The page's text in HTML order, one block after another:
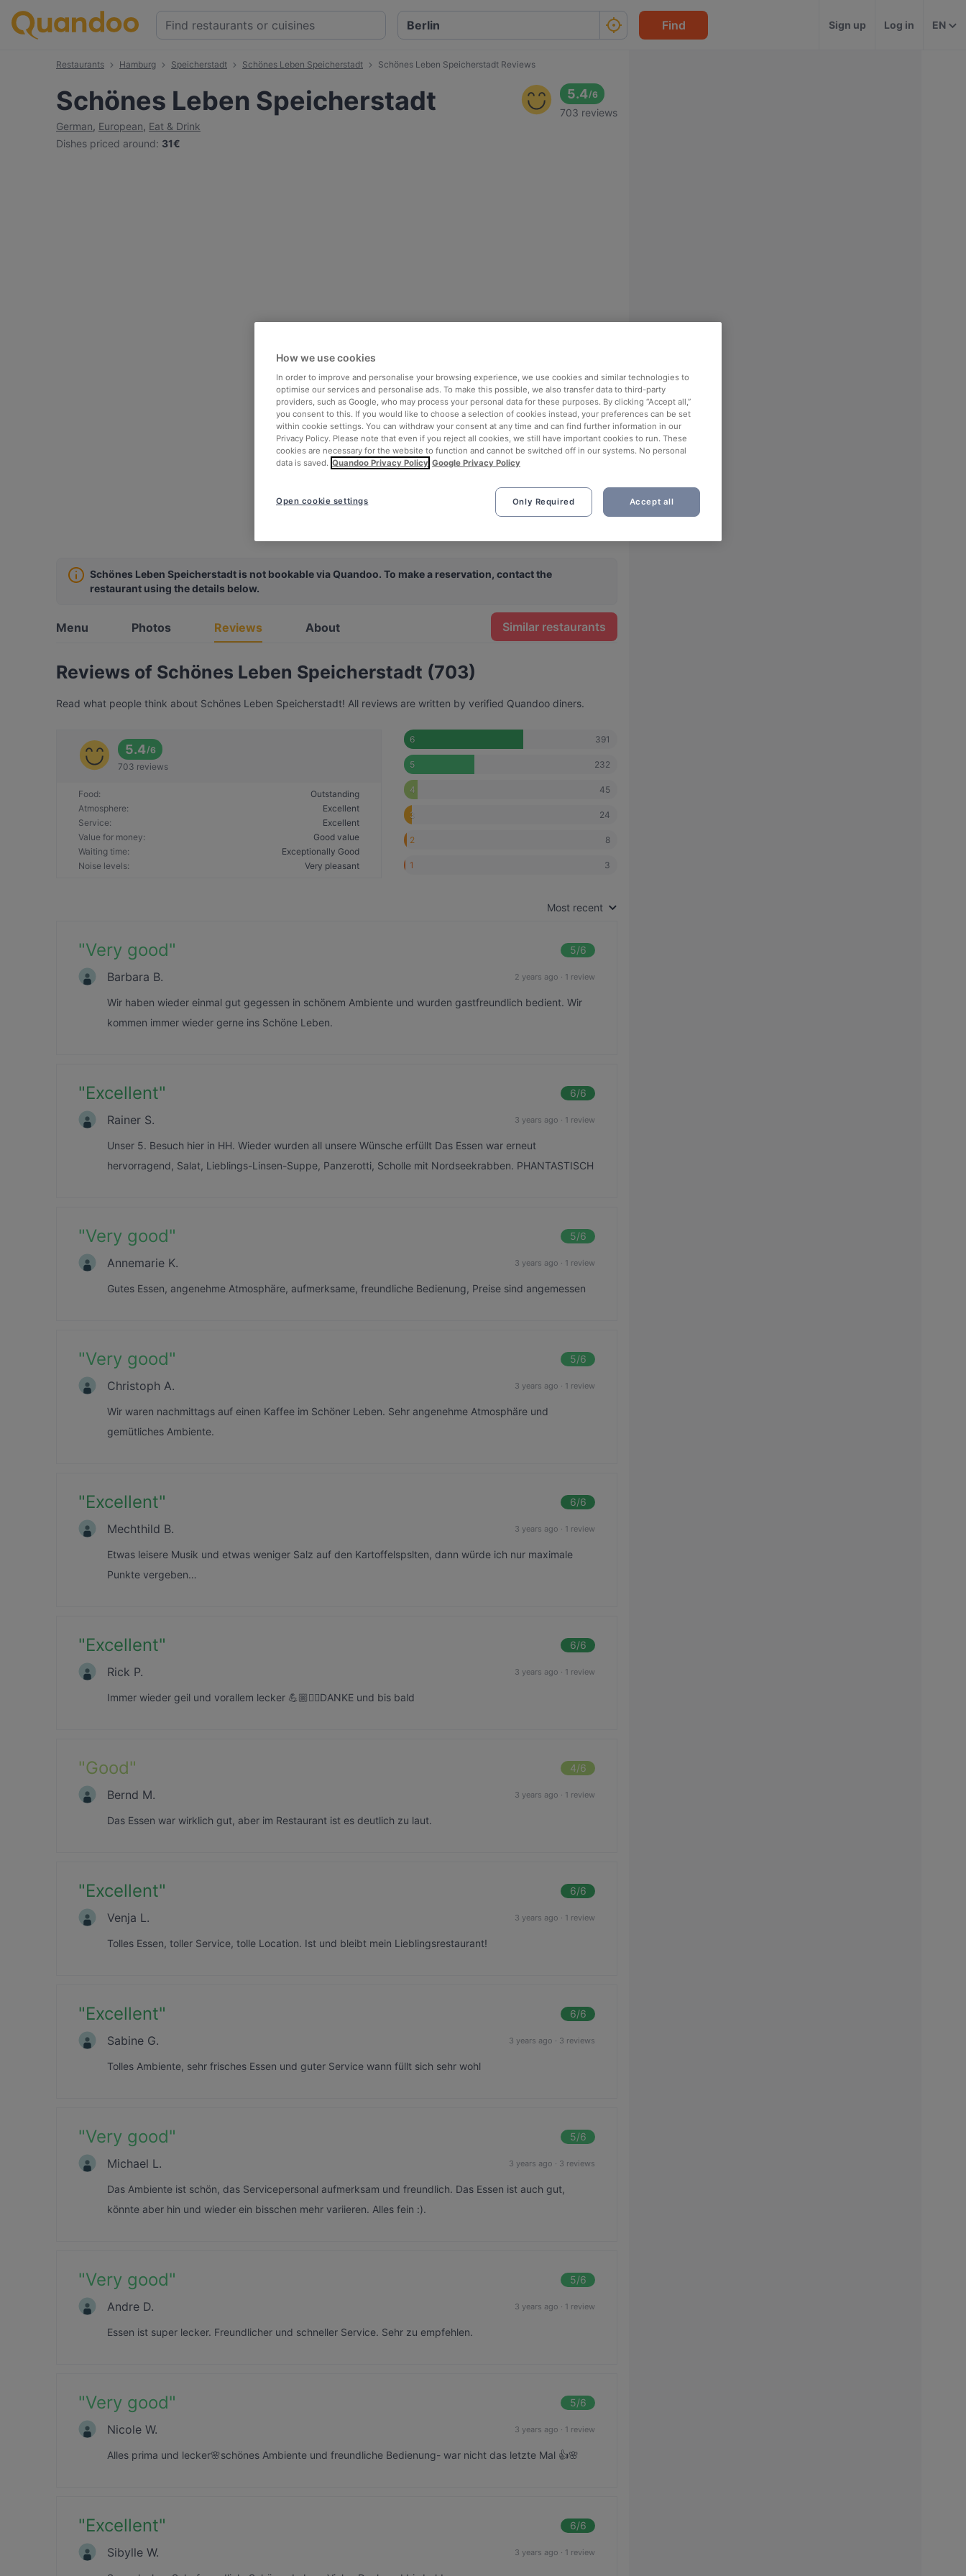
Find Sign up Log in EN
Restaurants Hamburg Speicherstadt Schönes Leben Speicherstadt Schönes Leben Speicherstadt Reviews
Schönes Leben Speicherstadt
German, European, Eat & Drink
Dishes priced around: 31€
5.4/6
703 reviews
Schönes Leben Speicherstadt is not bookable via Quandoo. To make a reservation, contact the
restaurant using the details below.
Menu Photos Reviews About Similar restaurants
Reviews of Schönes Leben Speicherstadt (703)
Read what people think about Schönes Leben Speicherstadt! All reviews are written by verified Quandoo diners.
5.4/6
703 reviews
Food:
Outstanding
Atmosphere:
Excellent
Service:
Excellent
Value for money:
Good value
Waiting time:
Exceptionally Good
Noise levels: Very pleasant
6 391
5 232
4 45
3 24
2 8
1 3
Most recent
"Very good" 5/6
Barbara B. 2 years ago · 1 review
Wir haben wieder einmal gut gegessen in schönem Ambiente und wurden gastfreundlich bedient. Wir
kommen immer wieder gerne ins Schöne Leben.
"Excellent" 6/6
Rainer S. 3 years ago · 1 review
Unser 5. Besuch hier in HH. Wieder wurden all unsere Wünsche erfüllt Das Essen war erneut
hervorragend, Salat, Lieblings-Linsen-Suppe, Panzerotti, Scholle mit Nordseekrabben. PHANTASTISCH
"Very good" 5/6
Annemarie K. 3 years ago · 1 review
Gutes Essen, angenehme Atmosphäre, aufmerksame, freundliche Bedienung, Preise sind angemessen
"Very good" 5/6
Christoph A. 3 years ago · 1 review
Wir waren nachmittags auf einen Kaffee im Schöner Leben. Sehr angenehme Atmosphäre und
gemütliches Ambiente.
"Excellent" 6/6
Mechthild B. 3 years ago · 1 review
Etwas leisere Musik und etwas weniger Salz auf den Kartoffelspslten, dann würde ich nur maximale
Punkte vergeben…
"Excellent" 6/6
Rick P. 3 years ago · 1 review
Immer wieder geil und vorallem lecker 💪🏼☝🏼DANKE und bis bald
"Good" 4/6
Bernd M. 3 years ago · 1 review
Das Essen war wirklich gut, aber im Restaurant ist es deutlich zu laut.
"Excellent" 6/6
Venja L. 3 years ago · 1 review
Tolles Essen, toller Service, tolle Location. Ist und bleibt mein Lieblingsrestaurant!
"Excellent" 6/6
Sabine G. 3 years ago · 3 reviews
Tolles Ambiente, sehr frisches Essen und guter Service wann füllt sich sehr wohl
"Very good" 5/6
Michael L. 3 years ago · 3 reviews
Das Ambiente ist schön, das Servicepersonal aufmerksam und freundlich. Das Essen ist auch gut,
könnte aber hin und wieder ein bisschen mehr variieren. Alles fein :).
"Very good" 5/6
Andre D. 3 years ago · 1 review
Essen ist super lecker. Freundlicher und schneller Service. Sehr zu empfehlen.
"Very good" 5/6
Nicole W. 3 years ago · 1 review
Alles prima und lecker🌸schönes Ambiente und freundliche Bedienung- war nicht das letzte Mal 👍🌸
"Excellent" 6/6
Sibylle W. 3 years ago · 1 review
How we use cookies
In order to improve and personalise your browsing experience, we use cookies and similar technologies to
optimise our services and personalise ads. To make this possible, we also transfer data to third-party
providers, such as Google, who may process your personal data for these purposes. By clicking “Accept all,”
you consent to this. If you would like to choose a selection of cookies instead, your preferences can be set
within cookie settings. You can withdraw your consent at any time and can find further information in our
Privacy Policy. Please note that even if you reject all cookies, we still have important cookies to run. These
cookies are necessary for the website to function and cannot be switched off in our systems. No personal
data is saved. Quandoo Privacy Policy Google Privacy Policy
Only Required Accept all
Open cookie settings